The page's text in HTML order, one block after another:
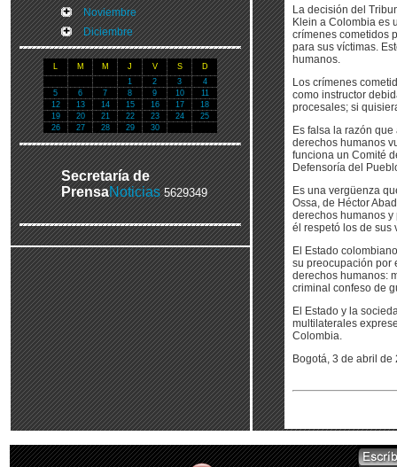
Noviembre
Diciembre
L M M J V S
D
1
2 3
4
5
6 7 8 9 10
11
12
13 14 15 16 17
18
19
20 21 22 23 24
25
26
27 28 29 30
Secretaría de
PrensaNoticias 5629349
La decisión del
Klein a Colombia es
crímenes cometidos
para sus víctimas.
humanos.
Los crímenes
como instructor
procesales; si
Es falsa la razón
derechos humanos
funciona un Comité
Defensoría del
Es una vergüenza
Ossa, de Héctor
derechos humanos
él respetó los de sus
El Estado
su preocupación por
derechos humanos:
criminal confeso de
El Estado y la
multilaterales
Colombia.
Bogotá, 3 de abril de